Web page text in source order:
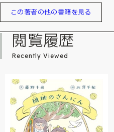
この著者の他の書籍を見る
閲覧履歴
Recently Viewed